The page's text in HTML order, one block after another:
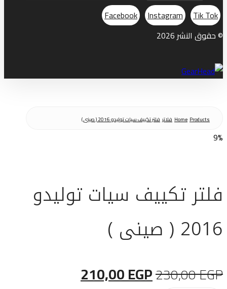
Facebook
Instagram
Tik Tok
© حقوق النشر 2026
Home Products فلاتر فلتر تكييف سيات توليدو 2016 ( صينى )
9%
فلتر تكييف سيات توليدو
2016 ( صينى )
230,00EGP
Original
210,00EGP
Current